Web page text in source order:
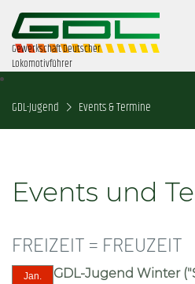
Gewerkschaft Deutscher
Lokomotivführer
GDL-Jugend Events & Termine
Events und
FREIZEIT = FREUZEIT
Jan. GDL-Jugend Winter